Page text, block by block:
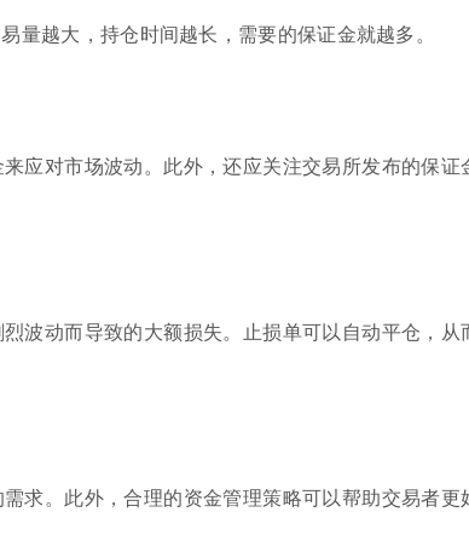
越大，持仓时间越长，需要的保证金就越多。
应对市场波动。此外，还应关注交易所发布的保证
波动而导致的大额损失。止损单可以自动平仓，从
求。此外，合理的资金管理策略可以帮助交易者更